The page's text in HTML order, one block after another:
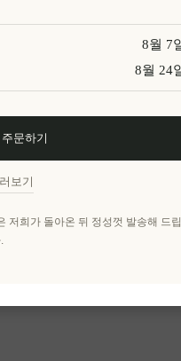
습니다. 1 lt 당
8월 7
8월 24
문하기
보기
저희가 돌아온 뒤 정성껏 발송해 드립